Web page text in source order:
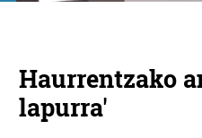
Haurrentzako
lapurra'